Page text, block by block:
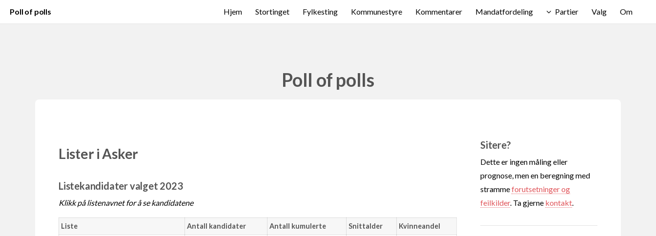
Poll of polls Hjem Stortinget Fylkesting Kommunestyre Kommentarer Mandatfordeling Partier Valg Om
Poll of polls
Lister i Asker
Listekandidater valget 2023
Klikk på listenavnet for å se kandidatene
Liste Antall kandidater Antall kumulerte Snittalder Kvinneandel
Sitere?
Dette er ingen måling eller
prognose, men en beregning med
strammeforutsetninger og
feilkilder. Ta gjerne kontakt